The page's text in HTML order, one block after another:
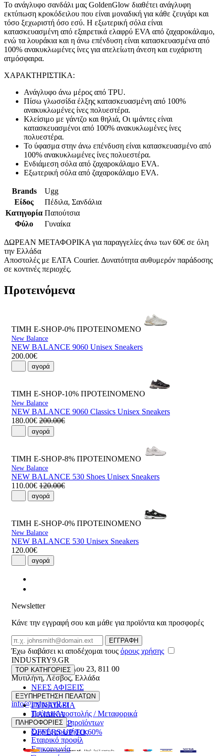
Το ανάγλυφο σανδάλι μας GoldenGlow διαθέτει ανάγλυφη
εκτύπωση κροκόδειλου που είναι μοναδική για κάθε ζευγάρι και
τόσο ξεχωριστή όσο εσύ. Η εξωτερική σόλα είναι
κατασκευασμένη από εξαιρετικά ελαφρύ EVA από ζαχαροκάλαμο,
ενώ τα λουράκια και η άνω επένδυση είναι κατασκευασμένα από
100% ανακυκλωμένες ίνες για ατελείωτη άνεση και ευχάριστη
ατμόσφαιρα.
ΧΑΡΑΚΤΗΡΙΣΤΙΚΑ:
Ανάγλυφο άνω μέρος από TPU.
Πίσω γλωσσίδα έλξης κατασκευασμένη από 100%
ανακυκλωμένες ίνες πολυεστέρα.
Κλείσιμο με γάντζο και θηλιά, Οι ιμάντες είναι
κατασκευασμένοι από 100% ανακυκλωμένες ίνες
πολυεστέρα.
Το ύφασμα στην άνω επένδυση είναι κατασκευασμένο από
100% ανακυκλωμένες ίνες πολυεστέρα.
Ενδιάμεση σόλα από ζαχαροκάλαμο EVA.
Εξωτερική σόλα από ζαχαροκάλαμο EVA.
Brands
Ugg
Είδος
Πέδιλα, Σανδάλια
Κατηγορία Παπούτσια
Φύλο
Γυναίκα
ΔΩΡΕΑΝ ΜΕΤΑΦΟΡΙΚΑ για παραγγελίες άνω των 60€ σε όλη
την Ελλάδα
Αποστολές με ΕΛΤΑ Courier. Δυνατότητα αυθυμερόν παράδοσης
σε κοντινές περιοχές.
Προτεινόμενα
ΤΙΜΗ E-SHOP-0% ΠΡΟΤΕΙΝΟΜΕΝΟ
New Balance
NEW BALANCE 9060 Unisex Sneakers
200.00€
αγορά
ΤΙΜΗ E-SHOP-10% ΠΡΟΤΕΙΝΟΜΕΝΟ
New Balance
NEW BALANCE 9060 Classics Unisex Sneakers
180.00€ 200.00€
αγορά
ΤΙΜΗ E-SHOP-8% ΠΡΟΤΕΙΝΟΜΕΝΟ
New Balance
NEW BALANCE 530 Shoes Unisex Sneakers
110.00€ 120.00€
αγορά
ΤΙΜΗ E-SHOP-0% ΠΡΟΤΕΙΝΟΜΕΝΟ
New Balance
NEW BALANCE 530 Unisex Sneakers
120.00€
αγορά
Newsletter
Κάνε την εγγραφή σου και μάθε για προϊόντα και προσφορές
Email
ΕΓΓΡΑΦΗ
Έχω διαβάσει κι αποδέχομαι τους όρους χρήσης
INDUSTRY9.GR
Ελευθέριου Βενιζέλου 23, 811 00
Μυτιλήνη,Λέσβος,Ελλάδα
22510 55629
info@industry9.gr
TOP ΚΑΤΗΓΟΡΙΕΣ
ΝΕΕΣ ΑΦΙΞΕΙΣ
ΑΝΔΡΙΚΑ
ΓΥΝΑΙΚΕΙΑ
ΠΑΙΔΙΚΑ
ΑΞΕΣΟΥΑΡ
OFFERS UP TO 60%
ΕΞΥΠΗΡΕΤΗΣΗ ΠΕΛΑΤΩΝ
Τρόποι Αποστολής / Μεταφορικά
Επιστροφές προϊόντων
Συχνές ερωτήσεις
ΠΛΗΡΟΦΟΡΙΕΣ
Εταιρικό προφίλ
Επικοινωνία